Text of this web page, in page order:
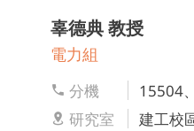
辜德典教授
電力組
分機
15504
研究室
建工校